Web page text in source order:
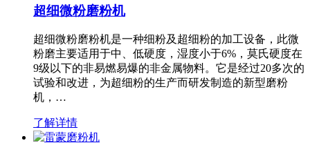
超细微粉磨粉机
超细微粉磨粉机是一种细粉及超细粉的加工设备，此微
粉磨主要适用于中、低硬度，湿度小于6%，莫氏硬度在
9级以下的非易燃易爆的非金属物料。它是经过20多次的
试验和改进，为超细粉的生产而研发制造的新型磨粉
机，…
了解详情